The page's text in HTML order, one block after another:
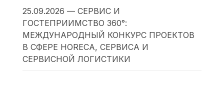
25.09.2026 — СЕРВИС И
ГОСТЕПРИИМСТВО 360°:
МЕЖДУНАРОДНЫЙ КОНКУРС ПРОЕКТОВ
В СФЕРЕ HORECA, СЕРВИСА И
СЕРВИСНОЙ ЛОГИСТИКИ